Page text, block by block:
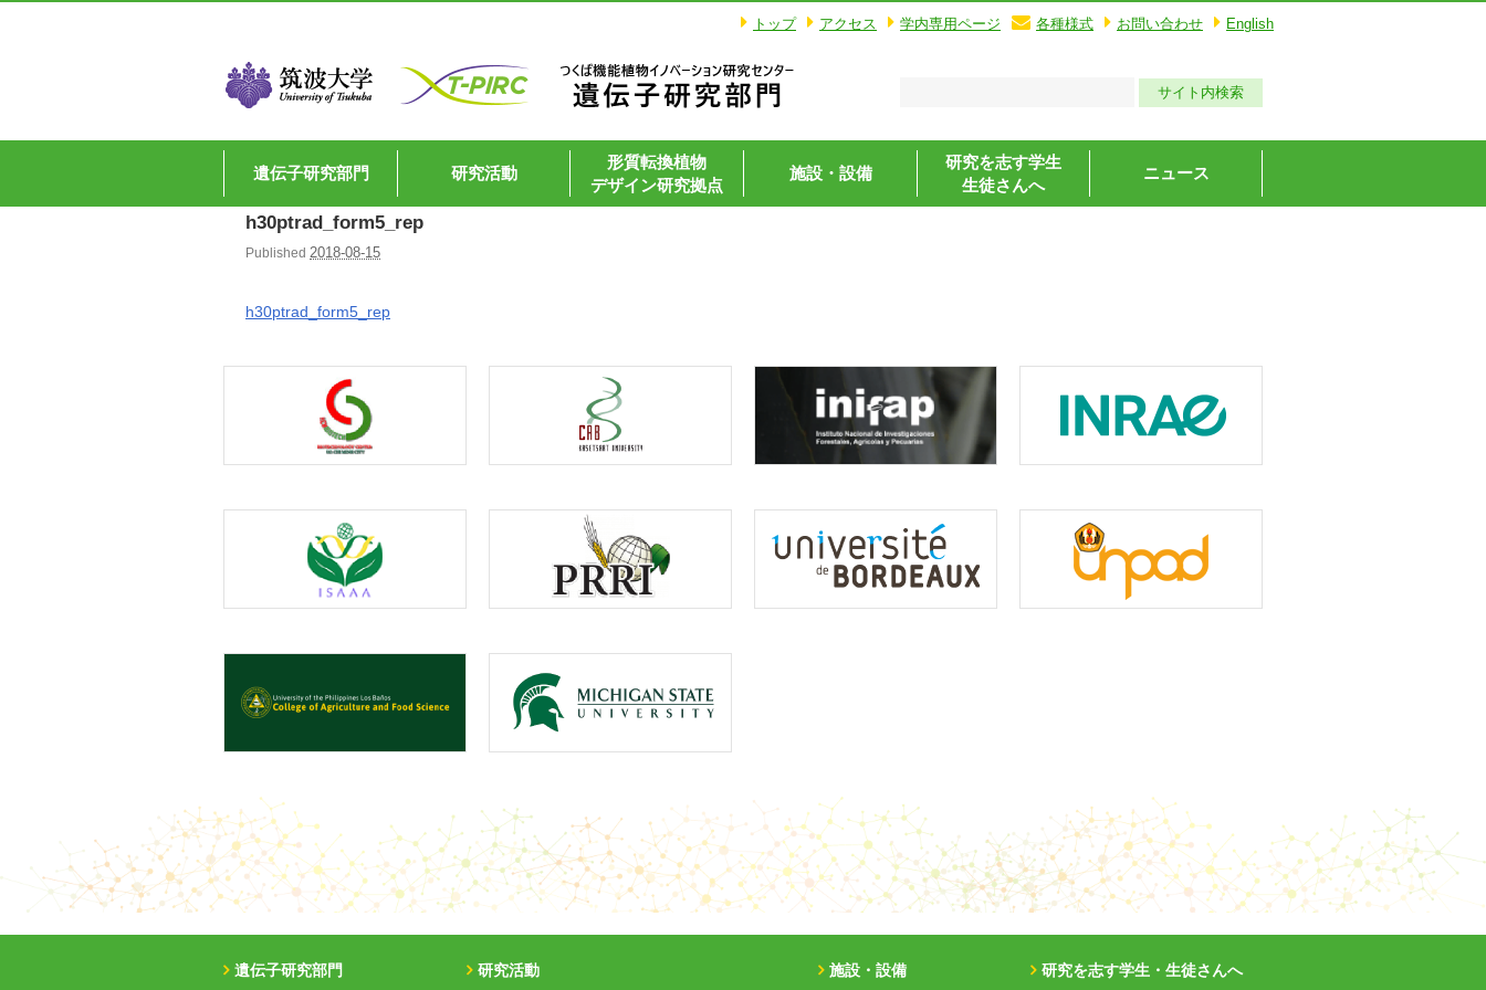
トップ アクセス 学内専用ページ 各種様式 お問い合わせ English
遺伝子研究部門 研究活動
形質転換植物
デザイン研究拠点
施設・設備
研究を志す学生
生徒さんへ
ニュース
h30ptrad_form5_rep
Published 2018-08-15
h30ptrad_form5_rep
遺伝子研究部門 研究活動 施設・設備 研究を志す学生・生徒さんへ